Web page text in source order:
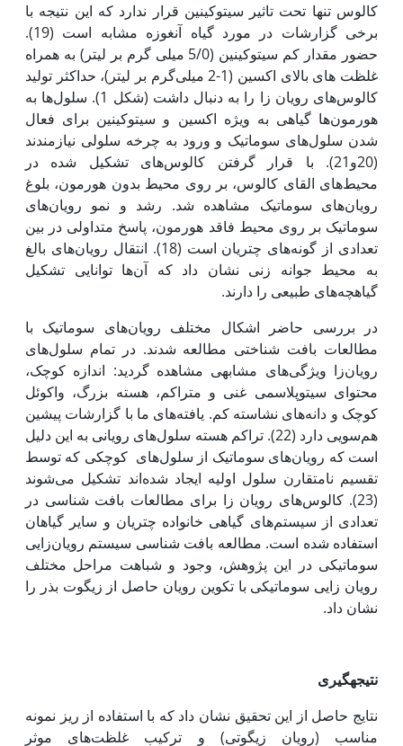
کالوس تنها تحت تاثیر سیتوکینین قرار ندارد که این نتیجه با
برخی گزارشات در مورد گیاه آنغوزه مشابه است (19).
حضور مقدار کم سیتوکینین (5/0 میلی گرم بر لیتر) به همراه
غلظت ‌های بالای اکسین (1-2 میلی‌گرم بر لیتر)، حد‌اکثر تولید
کالوس‌های رویان زا را به دنبال داشت (شکل 1). سلول‌ها به
هورمون‌ها گیاهی به ویژه اکسین و سیتوکینین برای فعال
شدن سلول‌های سوماتیک و ورود به چرخه سلولی نیازمندند
(20و21). با قرار گرفتن کالوس‌های تشکیل شده در
محیط‌های القای کالوس، بر روی محیط بدون هورمون، بلوغ
رویان‌های سوماتیک مشاهده شد. رشد و نمو رویان‌های
سوماتیک بر روی محیط فاقد هورمون، پاسخ متداولی در بین
تعدادی از گونه‌های چتریان است (18). انتقال رویان‌های بالغ
به محیط جوانه زنی نشان داد که آن‌ها توانایی تشکیل
گیاه‏چه‌های طبیعی را دارند.
در بررسی حاضر اشکال مختلف رویان‌های سوماتیک با
مطالعات بافت شناختی مطالعه شدند. در تمام سلول‌های
رویان‌زا ویژگی‌های مشابهی مشاهده گردید: اندازه کوچک،
محتوای سیتوپلاسمی غنی و متراکم، هسته بزرگ، واکوئل
کوچک و دانه‌های نشاسته کم. یافته‌های ما با گزارشات پیشین
هم‌سویی دارد (22). تراکم هسته‌ سلول‌های رویانی به این دلیل
است که رویان‌های سوماتیک از سلول‌های کوچکی که توسط
تقسیم نامتقارن سلول اولیه ایجاد شده‌اند تشکیل می‌شوند
(23). کالوس‌های رویان زا برای مطالعات بافت شناسی در
تعدادی از سیستم‌های گیاهی خانواده چتریان و سایر گیاهان
استفاده شده است. مطالعه بافت شناسی سیستم رویان‌زایی
سوماتیکی در این پژوهش، وجود و شباهت مراحل مختلف
رویان زایی سوماتیکی با تکوین رویان حاصل از زیگوت بذر را
نشان داد.
نتیجه­گیری
نتایج حاصل از این تحقیق نشان داد که با استفاده از ریز نمونه
مناسب (رویان زیگوتی) و ترکیب غلظت‌های موثر